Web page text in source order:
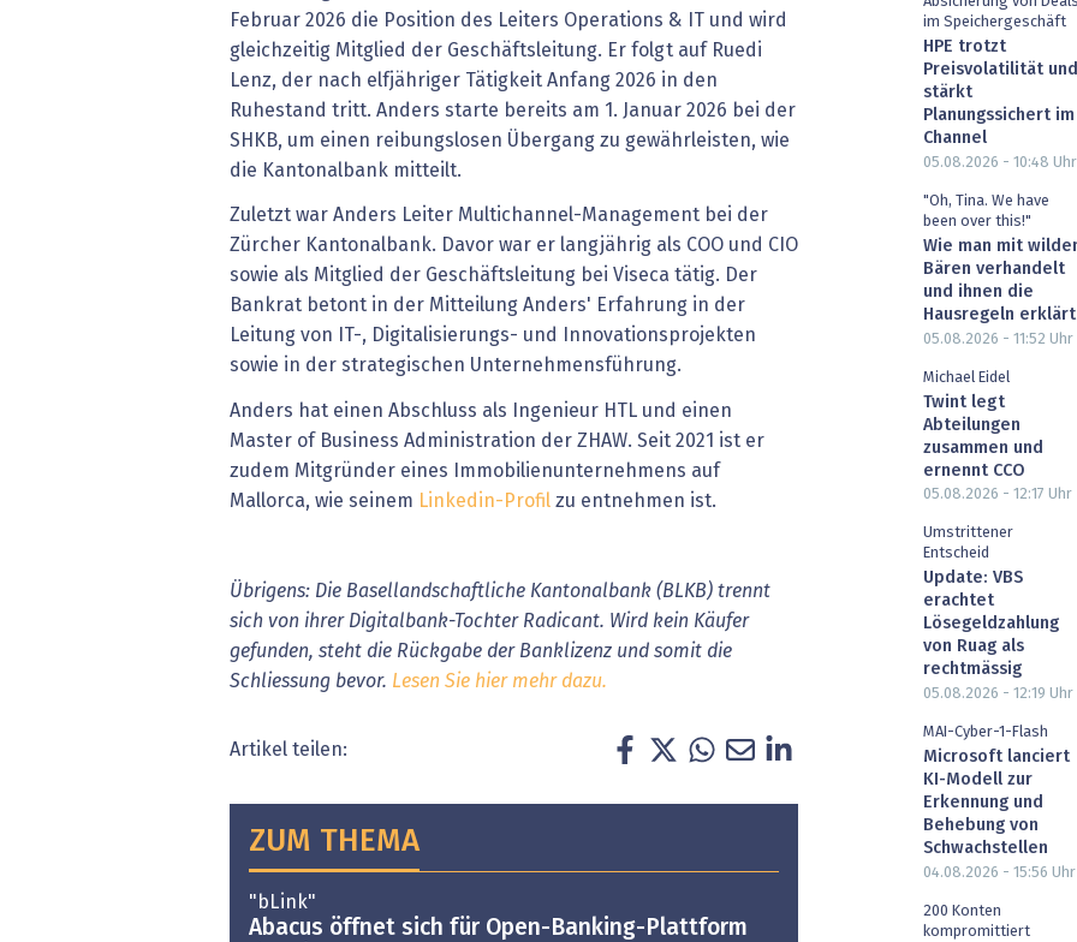
Februar 2026 die Position des Leiters Operations & IT und wird
gleichzeitig Mitglied der Geschäftsleitung. Er folgt auf Ruedi
Lenz, der nach elfjähriger Tätigkeit Anfang 2026 in den
Ruhestand tritt. Anders starte bereits am 1. Januar 2026 bei der
SHKB, um einen reibungslosen Übergang zu gewährleisten, wie
die Kantonalbank mitteilt.
Zuletzt war Anders Leiter Multichannel-Management bei der
Zürcher Kantonalbank. Davor war er langjährig als COO und CIO
sowie als Mitglied der Geschäftsleitung bei Viseca tätig. Der
Bankrat betont in der Mitteilung Anders' Erfahrung in der
Leitung von IT-, Digitalisierungs- und Innovationsprojekten
sowie in der strategischen Unternehmensführung.
Anders hat einen Abschluss als Ingenieur HTL und einen
Master of Business Administration der ZHAW. Seit 2021 ist er
zudem Mitgründer eines Immobilienunternehmens auf
Mallorca, wie seinem Linkedin-Profil zu entnehmen ist.
Übrigens: Die Basellandschaftliche Kantonalbank (BLKB) trennt
sich von ihrer Digitalbank-Tochter Radicant. Wird kein Käufer
gefunden, steht die Rückgabe der Banklizenz und somit die
Schliessung bevor. Lesen Sie hier mehr dazu.
Artikel teilen:
ZUM THEMA
"bLink"
Abacus öffnet sich für Open-Banking-Plattform
im Speichergeschäft
HPE trotzt
Preisvolatilität und
stärkt
Planungssichert im
Channel
05.08.2026 - 10:48 Uhr
"Oh, Tina. We have
been over this!"
Wie man mit
Bären verhandelt
und ihnen die
Hausregeln erklärt
05.08.2026 - 11:52 Uhr
Michael Eidel
Twint legt
Abteilungen
zusammen und
ernennt CCO
05.08.2026 - 12:17 Uhr
Umstrittener
Entscheid
Update: VBS
erachtet
Lösegeldzahlung
von Ruag als
rechtmässig
05.08.2026 - 12:19 Uhr
MAI-Cyber-1-Flash
Microsoft lanciert
KI-Modell zur
Erkennung und
Behebung von
Schwachstellen
04.08.2026 - 15:56 Uhr
200 Konten
kompromittiert